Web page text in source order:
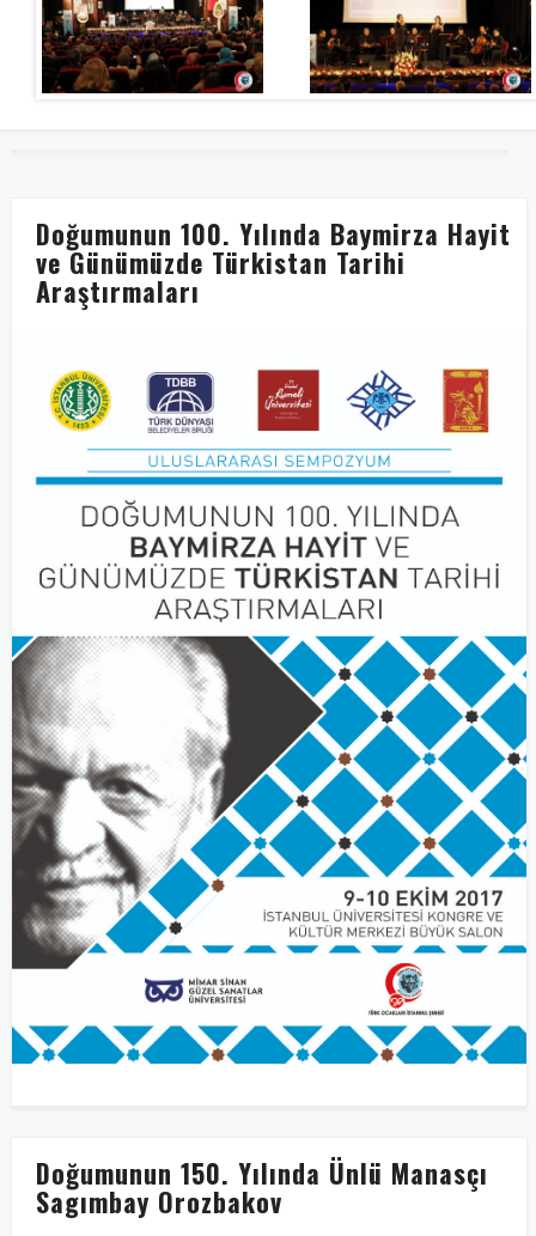
Doğumunun 100. Yılında Baymirza Hayit
ve Günümüzde Türkistan Tarihi
Araştırmaları
Doğumunun 150. Yılında Ünlü Manasçı
Sagımbay Orozbakov